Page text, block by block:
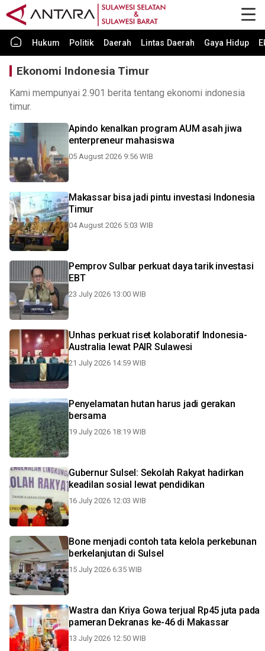
Hukum Politik Daerah Lintas Daerah Gaya Hidup
Ekonomi Indonesia Timur
Kami mempunyai 2.901 berita tentang ekonomi indonesia
timur.
Apindo kenalkan program AUM asah jiwa
enterpreneur mahasiswa
05 August 2026 9:56 WIB
Makassar bisa jadi pintu investasi Indonesia
Timur
04 August 2026 5:03 WIB
Pemprov Sulbar perkuat daya tarik investasi
EBT
23 July 2026 13:00 WIB
Unhas perkuat riset kolaboratif Indonesia-
Australia lewat PAIR Sulawesi
21 July 2026 14:59 WIB
Penyelamatan hutan harus jadi gerakan
bersama
19 July 2026 18:19 WIB
Gubernur Sulsel: Sekolah Rakyat hadirkan
keadilan sosial lewat pendidikan
16 July 2026 12:03 WIB
Bone menjadi contoh tata kelola perkebunan
berkelanjutan di Sulsel
15 July 2026 6:35 WIB
Wastra dan Kriya Gowa terjual Rp45 juta pada
pameran Dekranas ke-46 di Makassar
13 July 2026 12:50 WIB